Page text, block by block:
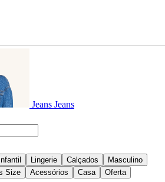
Jeans Jeans
Infantil Lingerie Calçados
Masculino
Size Acessórios Casa Oferta